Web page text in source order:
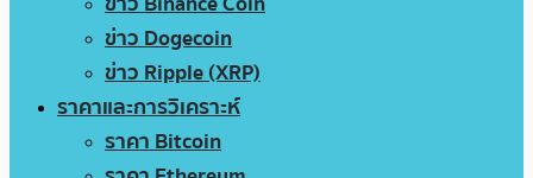
ข่าว Dogecoin
ข่าว Ripple (XRP)
ราคาและการวิเคราะห์
ราคา Bitcoin